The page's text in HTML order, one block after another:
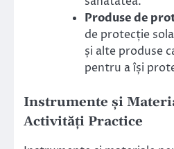
Produse de
de protecție
și alte produse
pentru a își
Instrumente și
Activități Practice